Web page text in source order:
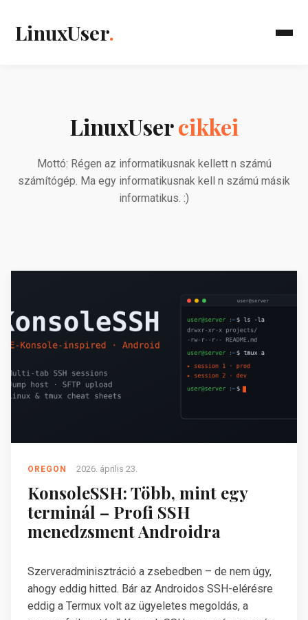
LinuxUser.
LinuxUsercikkei
Mottó: Régen az informatikusnak kellett n számú
számítógép. Ma egy informatikusnak kell n számú másik
informatikus. :)
OREGON 2026. április 23.
KonsoleSSH: Több, mint egy
terminál – Profi SSH
menedzsment Androidra
Szerveradminisztráció a zsebedben – de nem úgy,
ahogy eddig hitted. Bár az Androidos SSH-elérésre
eddig a Termux volt az ügyeletes megoldás, a